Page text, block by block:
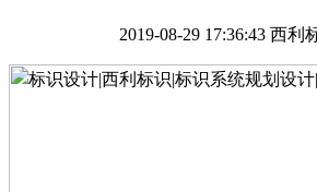
2019-08-29 17:36:43 西利